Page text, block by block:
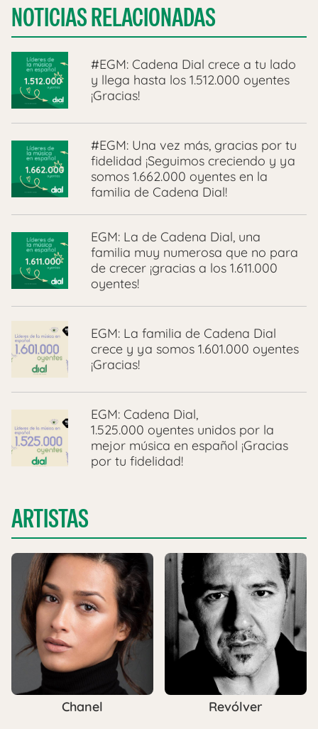
NOTICIAS RELACIONADAS
#EGM: Cadena Dial crece a tu lado
y llega hasta los 1.512.000 oyentes
¡Gracias!
#EGM: Una vez más, gracias por tu
fidelidad ¡Seguimos creciendo y ya
somos 1.662.000 oyentes en la
familia de Cadena Dial!
EGM: La de Cadena Dial, una
familia muy numerosa que no para
de crecer ¡gracias a los 1.611.000
oyentes!
EGM: La familia de Cadena Dial
crece y ya somos 1.601.000 oyentes
¡Gracias!
EGM: Cadena Dial,
1.525.000 oyentes unidos por la
mejor música en español ¡Gracias
por tu fidelidad!
ARTISTAS
Chanel Revólver